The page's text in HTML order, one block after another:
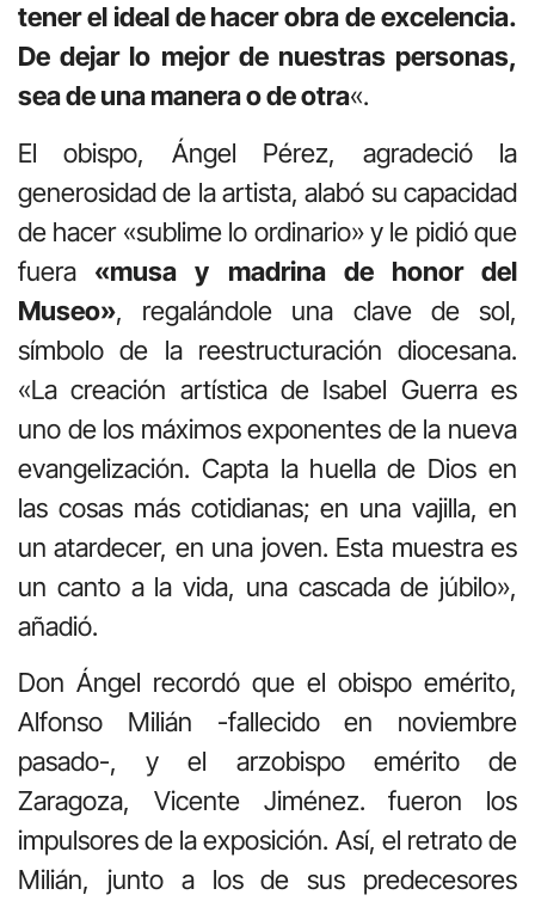
tener el ideal de hacer obra de excelencia.
De dejar lo mejor de nuestras personas,
sea de una manera o de otra«.
El obispo, Ángel Pérez, agradeció la
generosidad de la artista, alabó su capacidad
de hacer «sublime lo ordinario» y le pidió que
fuera «musa y madrina de honor del
Museo», regalándole una clave de sol,
símbolo de la reestructuración diocesana.
«La creación artística de Isabel Guerra es
uno de los máximos exponentes de la nueva
evangelización. Capta la huella de Dios en
las cosas más cotidianas; en una vajilla, en
un atardecer, en una joven. Esta muestra es
un canto a la vida, una cascada de júbilo»,
añadió.
Don Ángel recordó que el obispo emérito,
Alfonso Milián -fallecido en noviembre
pasado-, y el arzobispo emérito de
Zaragoza, Vicente Jiménez. fueron los
impulsores de la exposición. Así, el retrato de
Milián, junto a los de sus predecesores